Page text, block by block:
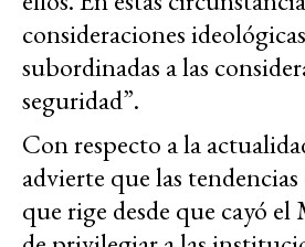
consideraciones
subordinadas a las
seguridad”.
Con respecto a la
advierte que las
que rige desde que cayó